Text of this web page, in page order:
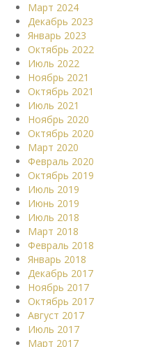
Март 2024
Декабрь 2023
Январь 2023
Октябрь 2022
Июль 2022
Ноябрь 2021
Октябрь 2021
Июль 2021
Ноябрь 2020
Октябрь 2020
Март 2020
Февраль 2020
Октябрь 2019
Июль 2019
Июнь 2019
Июль 2018
Март 2018
Февраль 2018
Январь 2018
Декабрь 2017
Ноябрь 2017
Октябрь 2017
Август 2017
Июль 2017
Март 2017